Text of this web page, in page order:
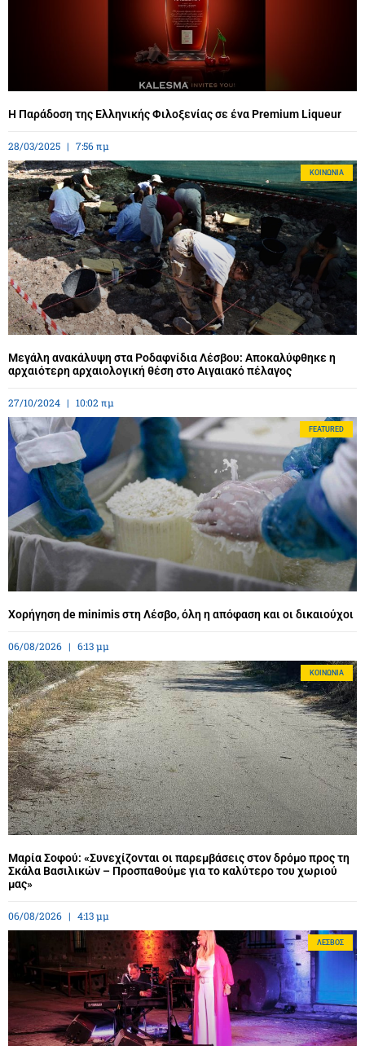
Η Παράδοση της Ελληνικής Φιλοξενίας σε ένα Premium Liqueur
28/03/2025 7:56 πμ
ΚΟΙΝΩΝΊΑ
Μεγάλη ανακάλυψη στα Ροδαφνίδια Λέσβου: Αποκαλύφθηκε η
αρχαιότερη αρχαιολογική θέση στο Αιγαιακό πέλαγος
27/10/2024 10:02 πμ
FEATURED
Χορήγηση de minimis στη Λέσβο, όλη η απόφαση και οι δικαιούχοι
06/08/2026 6:13 μμ
ΚΟΙΝΩΝΊΑ
Μαρία Σοφού: «Συνεχίζονται οι παρεμβάσεις στον δρόμο προς τη
Σκάλα Βασιλικών – Προσπαθούμε για το καλύτερο του χωριού
μας»
06/08/2026 4:13 μμ
ΛΈΣΒΟΣ